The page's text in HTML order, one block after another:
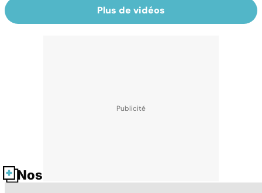
Plus de vidéos
Nos fiches santé